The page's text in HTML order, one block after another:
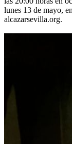
lunes 13 de mayo,
alcazarsevilla.org.